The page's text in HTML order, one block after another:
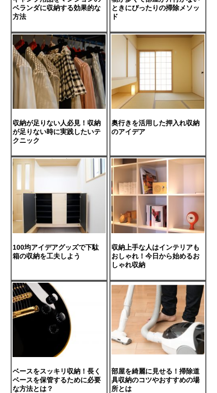
ベランダに収納する効果的な
方法
ときにぴったりの掃除メソッ
ド
収納が足りない人必見！収納
が足りない時に実践したいテ
クニック
奥行きを活用した押入れ収納
のアイデア
100均アイデアグッズで下駄
箱の収納を工夫しよう
収納上手な人はインテリアも
おしゃれ！今日から始めるお
しゃれ収納
ベースをスッキリ収納！長く
ベースを保管するために必要
な方法とは？
部屋を綺麗に見せる！掃除道
具収納のコツやおすすめの場
所とは